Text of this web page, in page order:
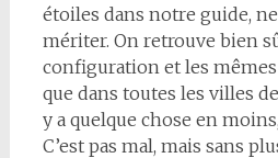
étoiles dans notre guide,
mériter. On retrouve bien
configuration et les
que dans toutes les villes
y a quelque chose en
C’est pas mal, mais sans